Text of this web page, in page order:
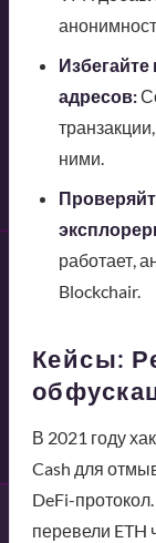
адресов:
ними.
работает,
Blockchair.
Кейсы:
В 2021 году
Cash для
DeFi-
перевели ETH